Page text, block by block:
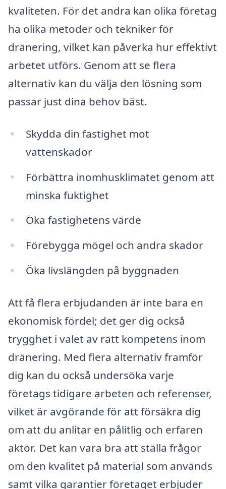
kvaliteten. För det andra kan olika företag
ha olika metoder och tekniker för
dränering, vilket kan påverka hur effektivt
arbetet utförs. Genom att se flera
alternativ kan du välja den lösning som
passar just dina behov bäst.
Skydda din fastighet mot
vattenskador
Förbättra inomhusklimatet genom att
minska fuktighet
Öka fastighetens värde
Förebygga mögel och andra skador
Öka livslängden på byggnaden
Att få flera erbjudanden är inte bara en
ekonomisk fördel; det ger dig också
trygghet i valet av rätt kompetens inom
dränering. Med flera alternativ framför
dig kan du också undersöka varje
företags tidigare arbeten och referenser,
vilket är avgörande för att försäkra dig
om att du anlitar en pålitlig och erfaren
aktör. Det kan vara bra att ställa frågor
om den kvalitet på material som används
samt vilka garantier företaget erbjuder